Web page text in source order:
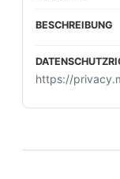
https://